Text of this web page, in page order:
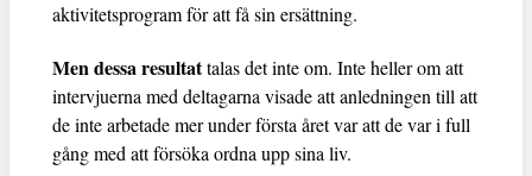
aktivitetsprogram för att få sin ersättning.
Men dessa resultattalas det inte om. Inte heller om att
intervjuerna med deltagarna visade att anledningen till att
de inte arbetade mer under första året var att de var i full
gång med att försöka ordna upp sina liv.